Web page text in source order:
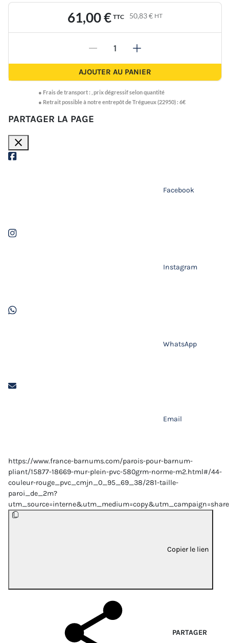
61,00 € TTC 50,83 € HT
- +
AJOUTER AU PANIER
● Frais de transport : prix dégressif selon quantité
● Retrait possible à notre entrepôt de Trégueux (22950) : 6€
PARTAGER LA PAGE
close
Facebook
Instagram
WhatsApp
Email
https://www.france-barnums.com/parois-pour-barnum-
pliant/15877-18669-mur-plein-pvc-580grm-norme-m2.html#/44-
couleur-rouge_pvc_cmjn_0_95_69_38/281-taille-
paroi_de_2m?
Copier le lien
PARTAGER